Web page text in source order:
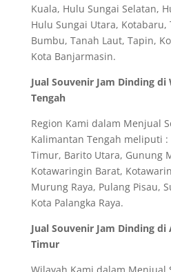
Kuala, Hulu Sungai Selatan,
Hulu Sungai Utara, Kotabaru,
Bumbu, Tanah Laut, Tapin,
Kota Banjarmasin.
Jual Souvenir Jam Dinding
Tengah
Region Kami dalam Menjual
Kalimantan Tengah meliputi
Timur, Barito Utara, Gunung
Kotawaringin Barat,
Murung Raya, Pulang Pisau,
Kota Palangka Raya.
Jual Souvenir Jam Dinding
Timur
Wilayah Kami dalam Menjual